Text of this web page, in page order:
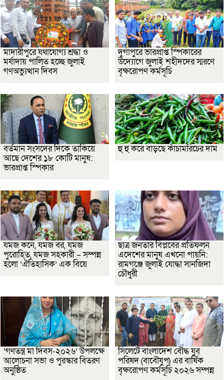
মাদারীপুরে যথাযোগ্য শ্রদ্ধা ও
মর্যাদায় পালিত হচ্ছে জুলাই
গণঅভ্যুত্থান দিবস
দুর্গাপুরে ভারপ্রাপ্ত স্পিকারের
উদ্যোগে জুলাই শহীদদের স্মরণে
বৃক্ষরোপণ কর্মসূচি
বর্তমান সংসদের দিকে তাকিয়ে
আছে দেশের ১৮ কোটি মানুষ:
ভারপ্রাপ্ত স্পিকার
হু হু করে বাড়ছে কাঁচামরিচের দাম
যমজ কনে, যমজ বর, যমজ
পুরোহিত, যমজ সহকারী – সম্পন্ন
হলো ‘ঐতিহাসিক’ এক বিয়ে
ছাত্র জনতার বিপ্লবের প্রতিফলন
এদেশের মানুষ এখনো পায়নি:
রামগঞ্জে জুলাই যোদ্ধা সানজিদা
চৌধুরী
‘গণতন্ত্র মা দিবস-২০২৬’ উপলক্ষে
আলোচনা সভা ও পুরস্কার বিতরণ
অনুষ্ঠিত
সিলেটে বাংলাদেশ বৌদ্ধ যুব
পরিষদ (বাবৌযুপ) এর বার্ষিক
বৃক্ষরোপণ কর্মসূচি ২০২৬ সম্পন্ন